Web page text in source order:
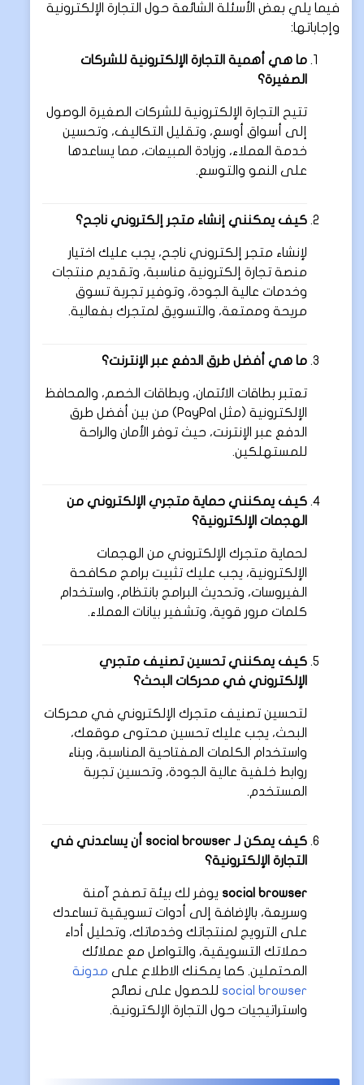
فيما يلي بعض الأسئلة الشائعة حول التجارة الإلكترونية
وإجاباتها:
ما هي أهمية التجارة الإلكترونية للشركات
الصغيرة؟
تتيح التجارة الإلكترونية للشركات الصغيرة الوصول
إلى أسواق أوسع، وتقليل التكاليف، وتحسين
خدمة العملاء، وزيادة المبيعات، مما يساعدها
على النمو والتوسع.
كيف يمكنني إنشاء متجر إلكتروني ناجح؟
لإنشاء متجر إلكتروني ناجح، يجب عليك اختيار
منصة تجارة إلكترونية مناسبة، وتقديم منتجات
وخدمات عالية الجودة، وتوفير تجربة تسوق
مريحة وممتعة، والتسويق لمتجرك بفعالية.
ما هي أفضل طرق الدفع عبر الإنترنت؟
تعتبر بطاقات الائتمان، وبطاقات الخصم، والمحافظ
الإلكترونية (مثل PayPal) من بين أفضل طرق
الدفع عبر الإنترنت، حيث توفر الأمان والراحة
للمستهلكين.
كيف يمكنني حماية متجري الإلكتروني من
الهجمات الإلكترونية؟
لحماية متجرك الإلكتروني من الهجمات
الإلكترونية، يجب عليك تثبيت برامج مكافحة
الفيروسات، وتحديث البرامج بانتظام، واستخدام
كلمات مرور قوية، وتشفير بيانات العملاء.
كيف يمكنني تحسين تصنيف متجري
الإلكتروني في محركات البحث؟
لتحسين تصنيف متجرك الإلكتروني في محركات
البحث، يجب عليك تحسين محتوى موقعك،
واستخدام الكلمات المفتاحية المناسبة، وبناء
روابط خلفية عالية الجودة، وتحسين تجربة
المستخدم.
كيف يمكن لـ social browser أن يساعدني في
التجارة الإلكترونية؟
social browser يوفر لك بيئة تصفح آمنة
وسريعة، بالإضافة إلى أدوات تسويقية تساعدك
على الترويج لمنتجاتك وخدماتك، وتحليل أداء
حملاتك التسويقية، والتواصل مع عملائك
المحتملين. كما يمكنك الاطلاع على مدونة
social browser للحصول على نصائح
واستراتيجيات حول التجارة الإلكترونية.